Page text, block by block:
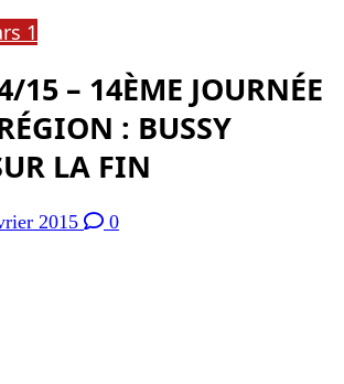
1
15 – 14ÈME JOURNÉE
: BUSSY
LA FIN
2015 0